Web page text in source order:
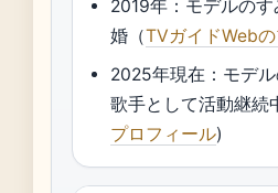
2019年：モデルの
婚（TVガイドWeb
2025年現在：モデ
歌手として活動継続
プロフィール)